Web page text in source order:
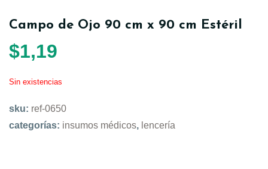
Campo de Ojo 90 cm x 90 cm Estéril
$1,19
Sin existencias
sku: ref-0650
categorías: insumos médicos, lencería